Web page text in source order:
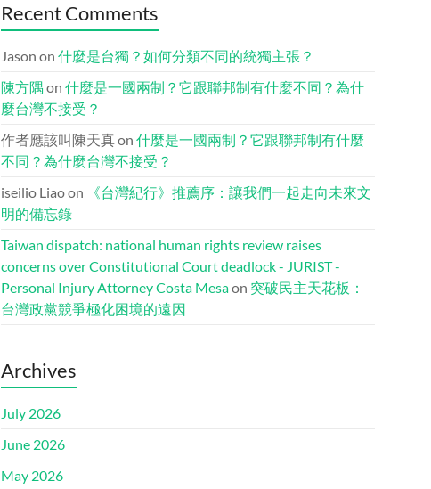
Recent Comments
Jason on 什麼是台獨？如何分類不同的統獨主張？
陳方隅 on 什麼是一國兩制？它跟聯邦制有什麼不同？為什
麼台灣不接受？
作者應該叫陳天真on 什麼是一國兩制？它跟聯邦制有什麼
不同？為什麼台灣不接受？
iseilio Liaoon
《台灣紀行》推薦序：讓我們一起走向未來文
明的備忘錄
Taiwan dispatch: national human rights review raises
concerns over Constitutional Court deadlock - JURIST -
Personal Injury Attorney Costa Mesaon 突破民主天花板：
台灣政黨競爭極化困境的遠因
Archives
July 2026
June 2026
May 2026